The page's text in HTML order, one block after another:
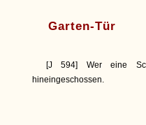
Garten-Tür
[J 594] Wer eine
hineingeschossen.